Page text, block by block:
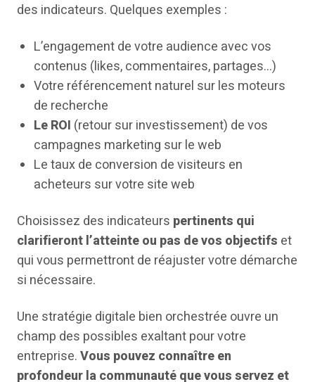
des indicateurs. Quelques exemples :
L’engagement de votre audience avec vos
contenus (likes, commentaires, partages…)
Votre référencement naturel sur les moteurs
de recherche
Le ROI (retour sur investissement) de vos
campagnes marketing sur le web
Le taux de conversion de visiteurs en
acheteurs sur votre site web
Choisissez des indicateurs pertinents qui
clarifieront l’atteinte ou pas de vos objectifs et
qui vous permettront de réajuster votre démarche
si nécessaire.
Une stratégie digitale bien orchestrée ouvre un
champ des possibles exaltant pour votre
entreprise.Vous pouvez connaître en
profondeur la communauté que vous servez et